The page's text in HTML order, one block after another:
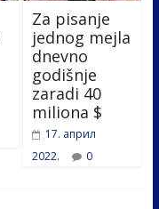
Za pisanje
jednog mejla
dnevno
godišnje
zaradi 40
miliona $
17. април
2022.
0